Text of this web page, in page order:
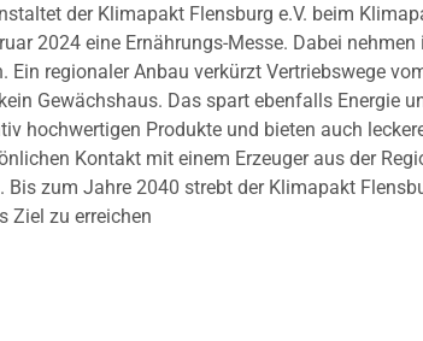
der Klimapakt Flensburg e.V. beim
2024 eine Ernährungs-Messe. Dabei
regionaler Anbau verkürzt Vertriebswege
Gewächshaus. Das spart ebenfalls Energie
hochwertigen Produkte und bieten auch
Kontakt mit einem Erzeuger aus der
zum Jahre 2040 strebt der Klimapakt
Ziel zu erreichen